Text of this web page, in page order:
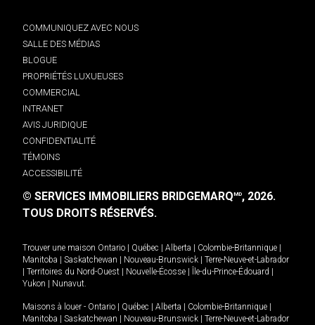
COMMUNIQUEZ AVEC NOUS
SALLE DES MÉDIAS
BLOGUE
PROPRIÉTÉS LUXUEUSES
COMMERCIAL
INTRANET
AVIS JURIDIQUE
CONFIDENTIALITÉ
TÉMOINS
ACCESSIBILITÉ
© SERVICES IMMOBILIERS BRIDGEMARQMD, 2026.
TOUS DROITS RÉSERVÉS.
Trouver une maison Ontario Québec Alberta Colombie-Britannique
Manitoba
Saskatchewan Nouveau-Brunswick
Terre-Neuve-et-Labrador
Territoires du Nord-Ouest Nouvelle-Écosse Île-du-Prince-Édouard
Yukon
Nunavut.
Maisons à louer - Ontario Québec Alberta Colombie-Britannique
Manitoba
Saskatchewan Nouveau-Brunswick
Terre-Neuve-et-Labrador